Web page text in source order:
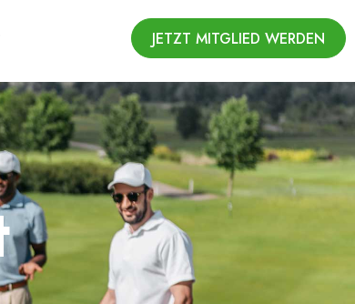
JETZT MITGLIED WERDEN